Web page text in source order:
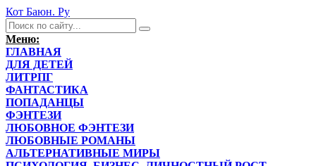
Кот Баюн. Ру
Меню:
ГЛАВНАЯ
ДЛЯ ДЕТЕЙ
ЛИТРПГ
ФАНТАСТИКА
ПОПАДАНЦЫ
ФЭНТЕЗИ
ЛЮБОВНОЕ ФЭНТЕЗИ
ЛЮБОВНЫЕ РОМАНЫ
АЛЬТЕРНАТИВНЫЕ МИРЫ